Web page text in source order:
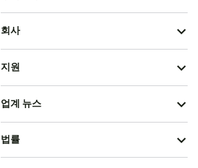
회사
지원
업계 뉴스
법률